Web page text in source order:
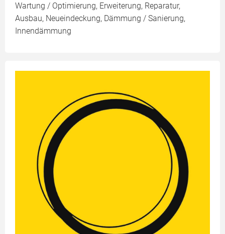
Wartung / Optimierung, Erweiterung, Reparatur,
Ausbau, Neueindeckung, Dämmung / Sanierung,
Innendämmung